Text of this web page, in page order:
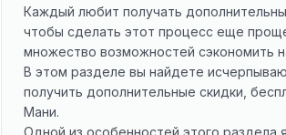
Каждый любит получать
чтобы сделать этот процесс еще
множество возможностей сэкономить
В этом разделе вы найдете
получить дополнительные скидки,
Мани.
Одной из особенностей этого раздела